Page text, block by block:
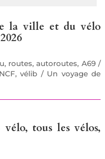
la ville et du vélo
routes, autoroutes, A69 /
vélib / Un voyage de
tous les vélos,